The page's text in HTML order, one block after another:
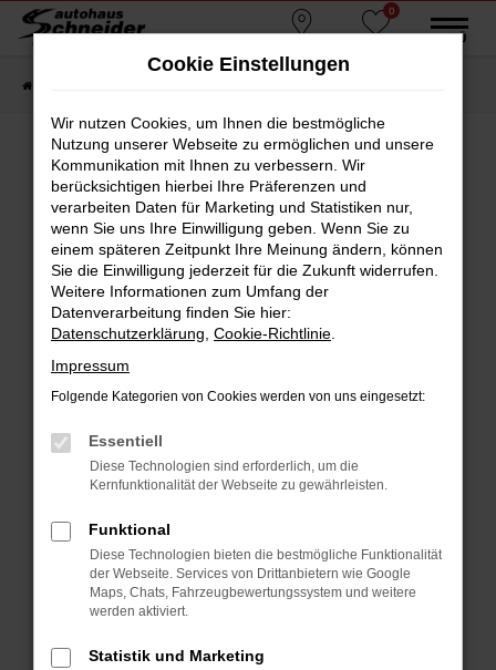
Zum
0
MENÜ
Fehler: Network Error
Beim Laden ist ein Fehler aufgetreten.
Hier sind ein paar Tipps, die dir helfen können:
Überprüfe deine Firewall und deine
Internetverbindung.
Laden andere Webseiten, zum Beispiel deine
Suchmaschine?
Prüfe deine Browsererweiterungen.
können das Laden bestimmter Seiten
verhindern. Funktioniert die Seite in einem
Fenster?
Starte dein Gerät neu.
Das kann manchmal helfen, vorübergehende
Probleme zu beheben.
Betriebssystem auf dem neuesten Stand
Cookie Einstellungen
Wir nutzen Cookies, um Ihnen die bestmögliche
Nutzung unserer Webseite zu ermöglichen und unsere
Kommunikation mit Ihnen zu verbessern. Wir
berücksichtigen hierbei Ihre Präferenzen und
verarbeiten Daten für Marketing und Statistiken nur,
wenn Sie uns Ihre Einwilligung geben. Wenn Sie zu
einem späteren Zeitpunkt Ihre Meinung ändern, können
Sie die Einwilligung jederzeit für die Zukunft widerrufen.
Weitere Informationen zum Umfang der
Datenverarbeitung finden Sie hier:
Datenschutzerklärung Cookie-Richtlinie
Impressum
Folgende Kategorien von Cookies werden von uns eingesetzt:
Essentiell
Diese Technologien sind erforderlich, um die
Kernfunktionalität der Webseite zu gewährleisten.
Funktional
Diese Technologien bieten die bestmögliche Funktionalität
der Webseite. Services von Drittanbietern wie Google
Maps, Chats, Fahrzeugbewertungssystem und weitere
werden aktiviert.
Statistik und Marketing